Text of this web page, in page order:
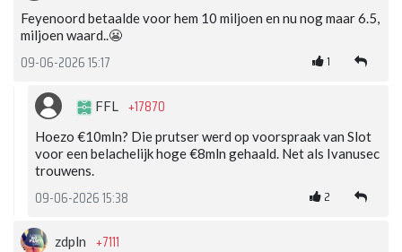
Feyenoord betaalde voor hem 10 miljoen en nu nog maar 6.5,
miljoen waard..😬
09-06-2026 15:17 1
FFL +17870
Hoezo €10mln? Die prutser werd op voorspraak van Slot
voor een belachelijk hoge €8mln gehaald. Net als Ivanusec
trouwens.
09-06-2026 15:38 2
zdpln +7111